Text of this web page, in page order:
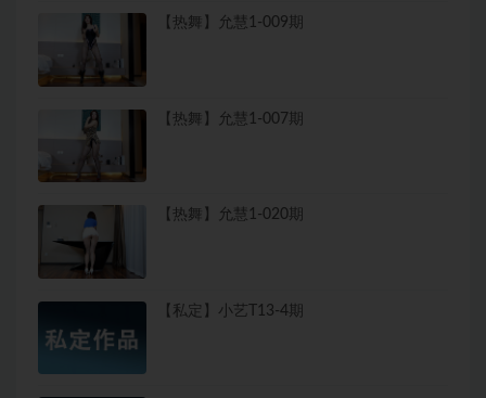
【热舞】允慧1-009期
【热舞】允慧1-007期
【热舞】允慧1-020期
【私定】小艺T13-4期